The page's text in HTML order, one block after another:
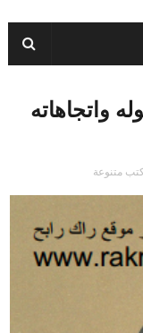
واتجاهاته
متنوعة